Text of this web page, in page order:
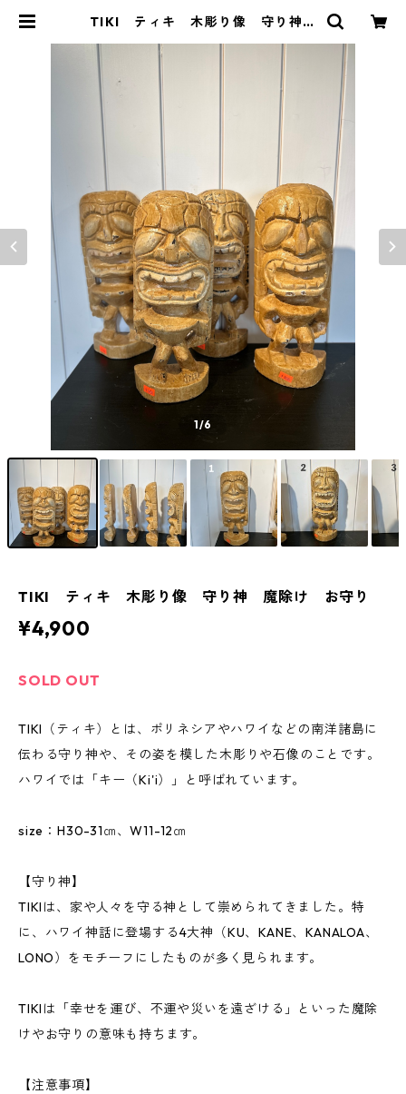
TIKI ティキ 木彫り像 守り神
1/6
TIKI ティキ 木彫り像 守り神 魔除け お守り
¥4,900
SOLD OUT
TIKI（ティキ）とは、ポリネシアやハワイなどの南洋諸島に
伝わる守り神や、その姿を模した木彫りや石像のことです。
ハワイでは「キー（Ki'i）」と呼ばれています。
size：H30-31㎝、W11-12㎝
【守り神】
TIKIは、家や人々を守る神として崇められてきました。特
に、ハワイ神話に登場する4大神（KU、KANE、KANALOA、
LONO）をモチーフにしたものが多く見られます。
TIKIは「幸せを運び、不運や災いを遠ざける」といった魔除
けやお守りの意味も持ちます。
【注意事項】